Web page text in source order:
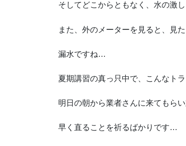
そしてどこからともなく、水の激
また、外のメーターを見ると、見
漏水ですね…
夏期講習の真っ只中で、こんなトラ
明日の朝から業者さんに来てもら
早く直ることを祈るばかりです…